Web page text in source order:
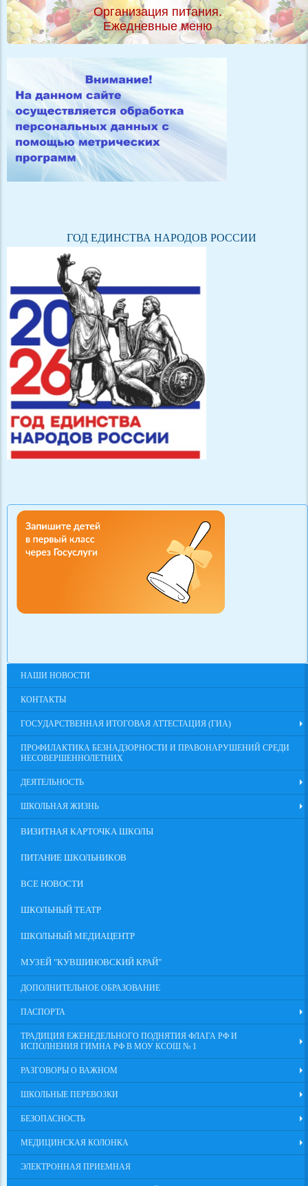
Организация питания.
Ежедневные меню
ГОД ЕДИНСТВА НАРОДОВ РОССИИ
НАШИ НОВОСТИ
КОНТАКТЫ
ГОСУДАРСТВЕННАЯ ИТОГОВАЯ АТТЕСТАЦИЯ (ГИА)
ПРОФИЛАКТИКА БЕЗНАДЗОРНОСТИ И ПРАВОНАРУШЕНИЙ СРЕДИ
НЕСОВЕРШЕННОЛЕТНИХ
ДЕЯТЕЛЬНОСТЬ
ШКОЛЬНАЯ ЖИЗНЬ
ВИЗИТНАЯ КАРТОЧКА ШКОЛЫ
ПИТАНИЕ ШКОЛЬНИКОВ
ВСЕ НОВОСТИ
ШКОЛЬНЫЙ ТЕАТР
ШКОЛЬНЫЙ МЕДИАЦЕНТР
МУЗЕЙ "КУВШИНОВСКИЙ КРАЙ"
ДОПОЛНИТЕЛЬНОЕ ОБРАЗОВАНИЕ
ПАСПОРТА
ТРАДИЦИЯ ЕЖЕНЕДЕЛЬНОГО ПОДНЯТИЯ ФЛАГА РФ И
ИСПОЛНЕНИЯ ГИМНА РФ В МОУ КСОШ № 1
РАЗГОВОРЫ О ВАЖНОМ
ШКОЛЬНЫЕ ПЕРЕВОЗКИ
БЕЗОПАСНОСТЬ
МЕДИЦИНСКАЯ КОЛОНКА
ЭЛЕКТРОННАЯ ПРИЕМНАЯ